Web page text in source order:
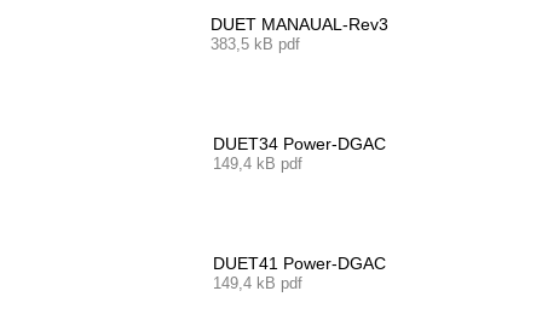
DUET MANAUAL-Rev3
383,5 kB pdf
DUET34 Power-DGAC
149,4 kB pdf
DUET41 Power-DGAC
149,4 kB pdf